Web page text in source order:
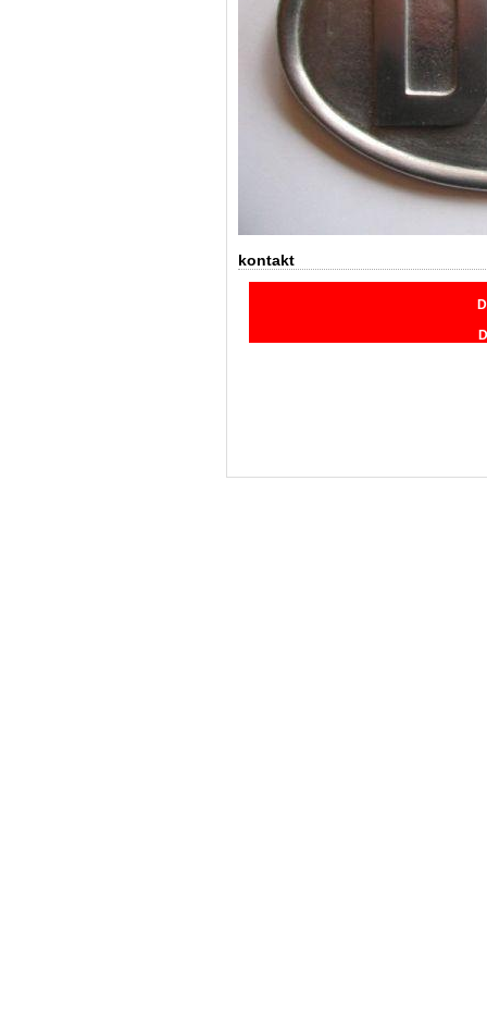
kontakt